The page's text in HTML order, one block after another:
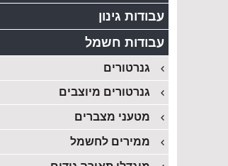
עבודות גינון
עבודות חשמל
גנרטורים
גנרטורים מיוצבים
מטעני מצברים
ממירים לחשמל